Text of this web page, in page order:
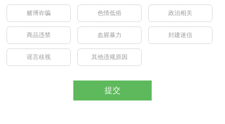
赌博诈骗 色情低俗 政治相关
商品违禁 血腥暴力 封建迷信
谣言歧视 其他违规原因
提交